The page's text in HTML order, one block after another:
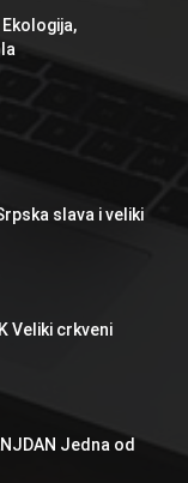
Ekologija,
slava i veliki
Veliki crkveni
Jedna od